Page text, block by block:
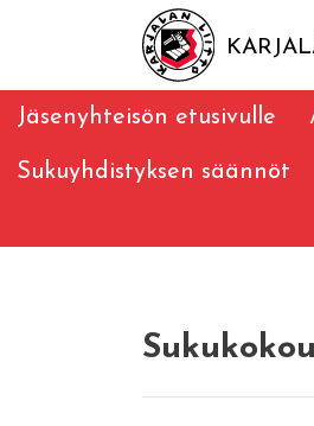
Jäsenyhteisön etusivulle
Sukuyhdistyksen säännöt